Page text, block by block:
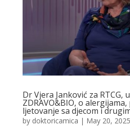
Dr Vjera Janković za RTCG,
ZDRAVO&BIO, o
ljetovanje sa djecom i
by doktoricamica | May 20, 2025